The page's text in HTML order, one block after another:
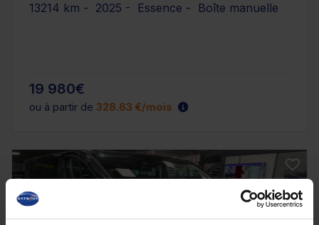
13214 km - 2025 - Essence - Boîte manuelle
19 980€
ou à partir de 328.63 €/mois